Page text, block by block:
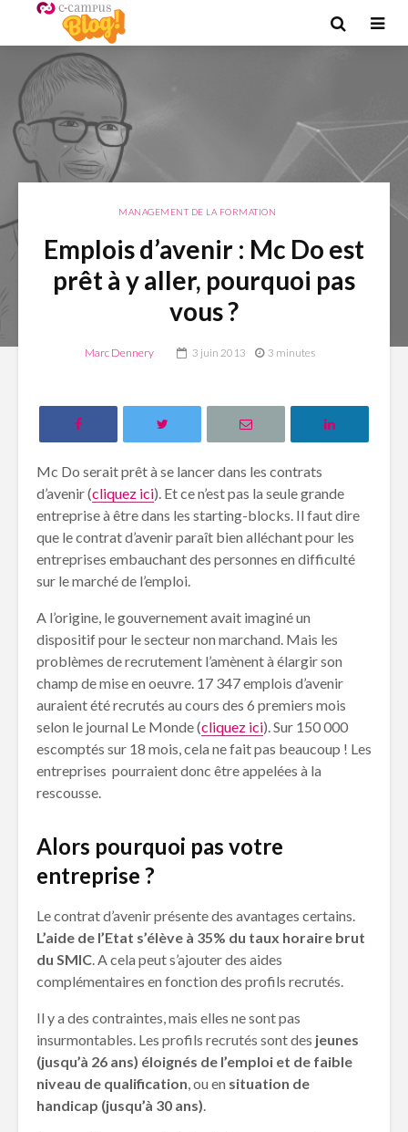
MANAGEMENT DE LA FORMATION
Emplois d’avenir : Mc Do est
prêt à y aller, pourquoi pas
vous ?
Marc Dennery 3 juin 2013 3 minutes
Mc Do serait prêt à se lancer dans les contrats
d’avenir (cliquez ici). Et ce n’est pas la seule grande
entreprise à être dans les starting-blocks. Il faut dire
que le contrat d’avenir paraît bien alléchant pour les
entreprises embauchant des personnes en difficulté
sur le marché de l’emploi.
A l’origine, le gouvernement avait imaginé un
dispositif pour le secteur non marchand. Mais les
problèmes de recrutement l’amènent à élargir son
champ de mise en oeuvre. 17 347 emplois d’avenir
auraient été recrutés au cours des 6 premiers mois
selon le journal Le Monde (cliquez ici). Sur 150 000
escomptés sur 18 mois, cela ne fait pas beaucoup ! Les
entreprises pourraient donc être appelées à la
rescousse.
Alors pourquoi pas votre
entreprise ?
Le contrat d’avenir présente des avantages certains.
L’aide de l’Etat s’élève à 35% du taux horaire brut
du SMIC. A cela peut s’ajouter des aides
complémentaires en fonction des profils recrutés.
Il y a des contraintes, mais elles ne sont pas
insurmontables. Les profils recrutés sont des jeunes
(jusqu’à 26 ans) éloignés de l’emploi et de faible
niveau de qualification, ou en situation de
handicap (jusqu’à 30 ans).